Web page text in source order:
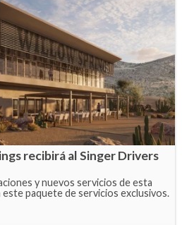
recibirá al Singer Drivers
y nuevos servicios de esta
paquete de servicios exclusivos.